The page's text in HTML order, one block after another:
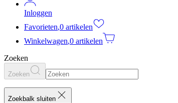
Inloggen
Favorieten,0 artikelen
Winkelwagen,0 artikelen
Zoeken
Zoeken
Zoekbalk sluiten